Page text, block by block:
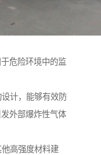
危险环境中的监
计，能够有效防
外部爆炸性气体
高强度材料建